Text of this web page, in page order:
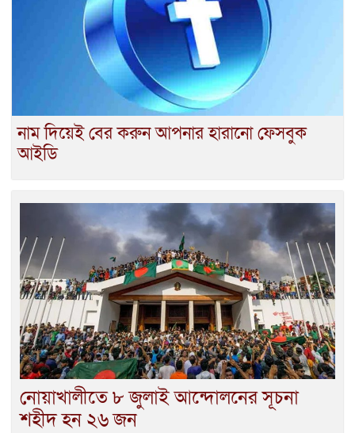
নাম দিয়েই বের করুন আপনার হারানো ফেসবুক
আইডি
নোয়াখালীতে ৮ জুলাই আন্দোলনের সূচনা
শহীদ হন ২৬ জন